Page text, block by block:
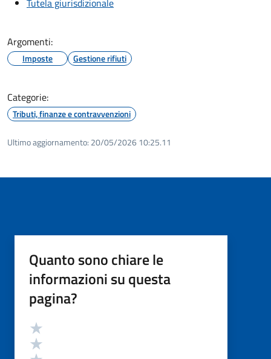
Argomenti:
Imposte Gestione rifiuti
Categorie:
Tributi, finanze e contravvenzioni
Ultimo aggiornamento: 20/05/2026 10:25.11
Quanto sono chiare le
informazioni su questa
pagina?
Valutazione